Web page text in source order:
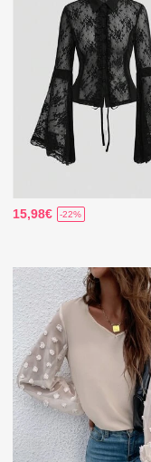
15,98€ -22%